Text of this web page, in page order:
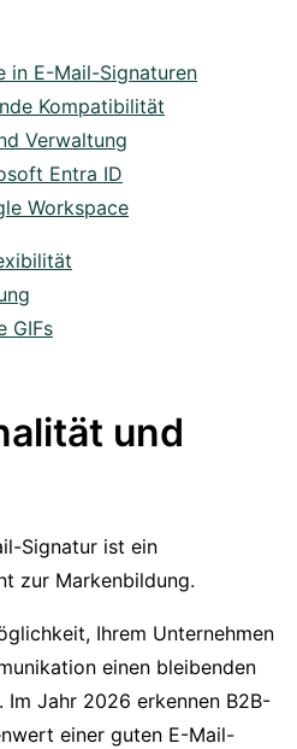
in E-Mail-Signaturen
Kompatibilität
Verwaltung
Entra ID
Workspace
GIFs
und
Signatur ist ein
zur Markenbildung.
Ihrem Unternehmen
einen bleibenden
Im Jahr 2026 erkennen B2B-
einer guten E-Mail-